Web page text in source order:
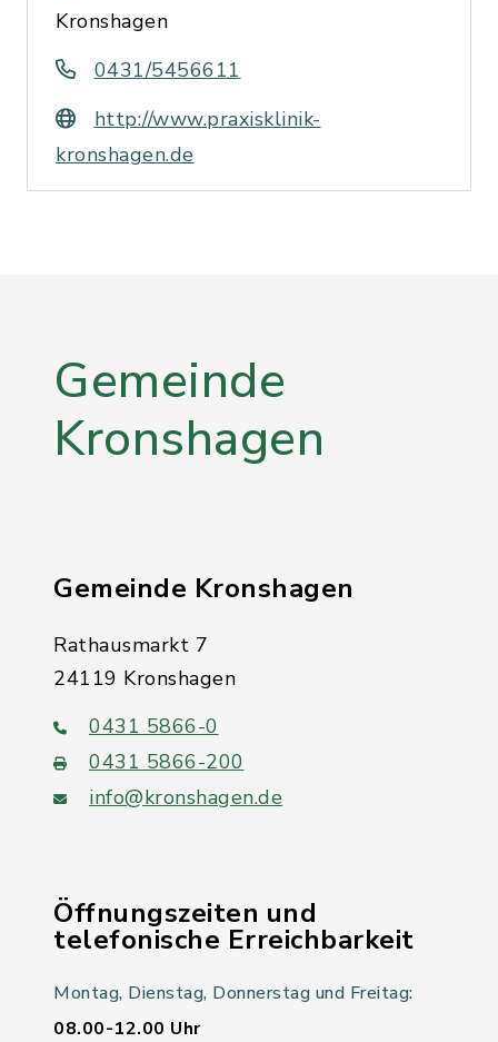
Kronshagen
0431/5456611
http://www.praxisklinik-
kronshagen.de
Gemeinde
Kronshagen
Gemeinde Kronshagen
Rathausmarkt 7
24119 Kronshagen
0431 5866-0
0431 5866-200
info@kronshagen.de
Öffnungszeiten und
telefonische Erreichbarkeit
Montag, Dienstag, Donnerstag und Freitag:
08.00-12.00 Uhr